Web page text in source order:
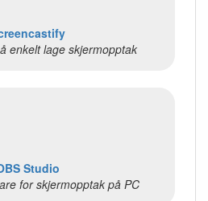
enkelt lage skjermopptak
Studio
for skjermopptak på PC